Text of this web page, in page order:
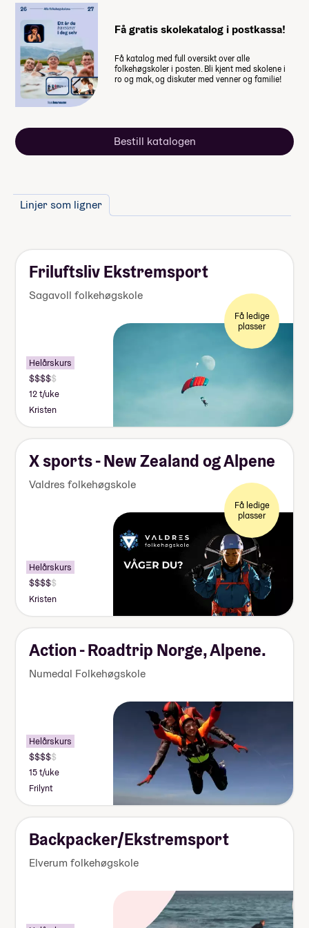
dette
Reiseforsikring på studietur
Australia og Thailand
Vaksiner på studietur Australia og
Thailand
Visum på studietur Australia og
Thailand
Lommepenger.
forteller fire elever hvor mye
Få gratis skolekatalog i postkassa!
Få katalog med full oversikt over alle
folkehøgskoler i posten. Bli kjent med skolene i
ro og mak, og diskuter med venner og familie!
Bestill katalogen
Linjer som ligner
Friluftsliv Ekstremsport
Sagavoll folkehøgskole
Få ledige
plasser
Helårskurs
12 t/uke
Kristen
X sports - New Zealand og Alpene
Valdres folkehøgskole
Få ledige
plasser
Helårskurs
Kristen
Action - Roadtrip Norge, Alpene.
Numedal Folkehøgskole
Helårskurs
15 t/uke
Frilynt
Backpacker/Ekstremsport
Elverum folkehøgskole